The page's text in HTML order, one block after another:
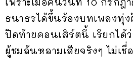
ธนาธรได้ขึ้นร้องบทเพลงทุ่
ปิดท้ายคอนเสิร์ตนี้ เรียกได้
ผู้ชมล้นหลามเสียจริงๆ ไม่เ